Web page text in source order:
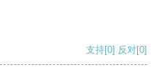
支持[0] 反对[0]